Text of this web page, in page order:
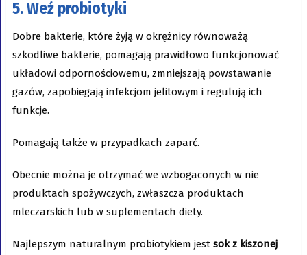
5. Weź probiotyki
Dobre bakterie, które żyją w okrężnicy równoważą
szkodliwe bakterie, pomagają prawidłowo funkcjonować
układowi odpornościowemu, zmniejszają powstawanie
gazów, zapobiegają infekcjom jelitowym i regulują ich
funkcje.
Pomagają także w przypadkach zaparć.
Obecnie można je otrzymać we wzbogaconych w nie
produktach spożywczych, zwłaszcza produktach
mleczarskich lub w suplementach diety.
Najlepszym naturalnym probiotykiem jest sok z kiszonej